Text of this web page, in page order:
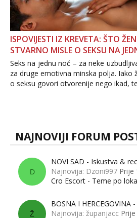
ISPOVIJESTI IZ KREVETA: ŠTO
STVARNO MISLE O SEKSU NA
Seks na jednu noć – za neke
za druge emotivna minska polja. Iako
o seksu govori otvorenije nego ikad,
dalje izaziva burne rasprave. Što
NAJNOVIJI FORUM
D
NOVI SAD - Iskustva &
Najnovija: Dzoni997 Prije
Cro Escort - Teme po
Ž
BOSNA I
Najnovija: županjacc